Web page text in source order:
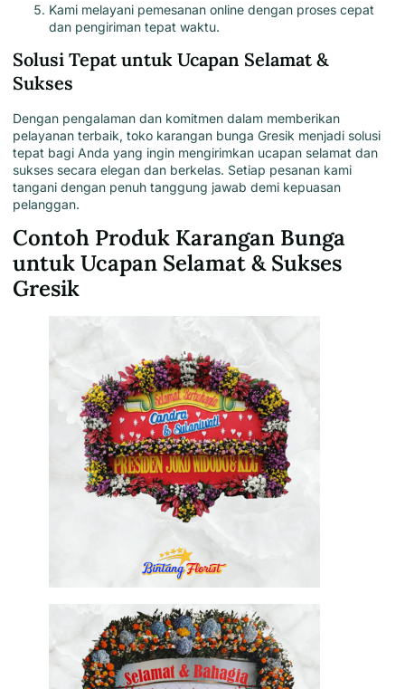
Kami melayani pemesanan online dengan proses cepat
dan pengiriman tepat waktu.
Solusi Tepat untuk Ucapan Selamat &
Sukses
Dengan pengalaman dan komitmen dalam memberikan
pelayanan terbaik, toko karangan bunga Gresik menjadi solusi
tepat bagi Anda yang ingin mengirimkan ucapan selamat dan
sukses secara elegan dan berkelas. Setiap pesanan kami
tangani dengan penuh tanggung jawab demi kepuasan
pelanggan.
Contoh Produk Karangan Bunga
untuk Ucapan Selamat & Sukses
Gresik